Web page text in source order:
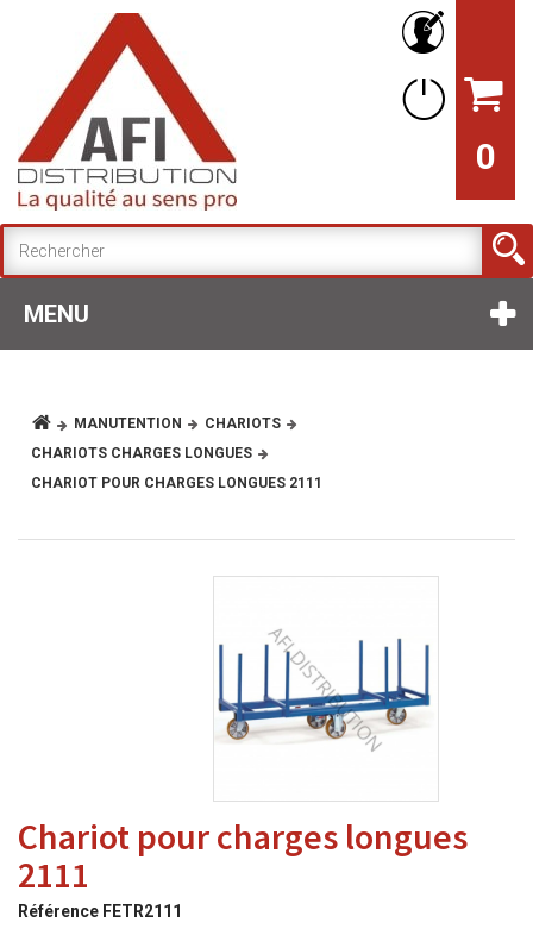
0
MENU
MANUTENTION
CHARIOTS
CHARIOTS CHARGES LONGUES
CHARIOT POUR CHARGES LONGUES 2111
Chariot pour charges longues
2111
Référence FETR2111